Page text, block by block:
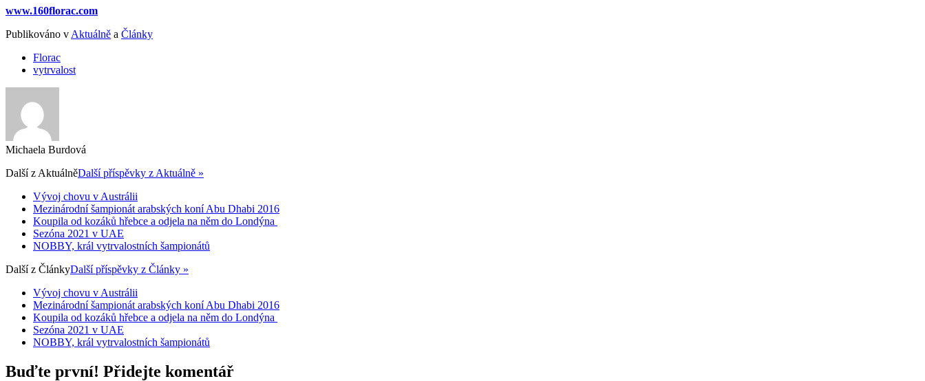
www.160florac.com
Publikováno v Aktuálně a Články
Florac
vytrvalost
Michaela Burdová
Další z AktuálněDalší příspěvky z Aktuálně »
Vývoj chovu v Austrálii
Mezinárodní šampionát arabských koní Abu Dhabi 2016
Koupila od kozáků hřebce a odjela na něm do Londýna
Sezóna 2021 v UAE
NOBBY, král vytrvalostních šampionátů
Další z ČlánkyDalší příspěvky z Články »
Vývoj chovu v Austrálii
Mezinárodní šampionát arabských koní Abu Dhabi 2016
Koupila od kozáků hřebce a odjela na něm do Londýna
Sezóna 2021 v UAE
NOBBY, král vytrvalostních šampionátů
Buďte první! Přidejte komentář